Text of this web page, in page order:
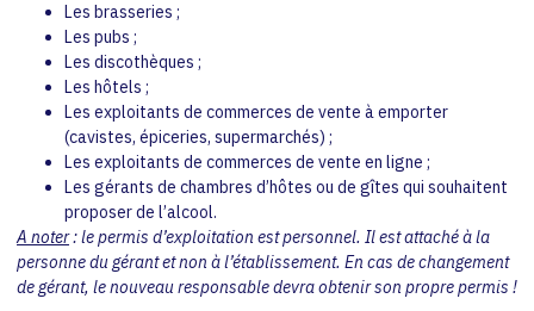
Les brasseries ;
Les pubs ;
Les discothèques ;
Les hôtels ;
Les exploitants de commerces de vente à emporter
(cavistes, épiceries, supermarchés) ;
Les exploitants de commerces de vente en ligne ;
Les gérants de chambres d’hôtes ou de gîtes qui souhaitent
proposer de l’alcool.
A noter: le permis d’exploitation est personnel. Il est attaché à la
personne du gérant et non à l’établissement. En cas de changement
de gérant, le nouveau responsable devra obtenir son propre permis !